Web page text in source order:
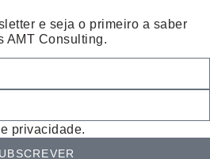
e seja o primeiro a saber
AMT Consulting.
privacidade.